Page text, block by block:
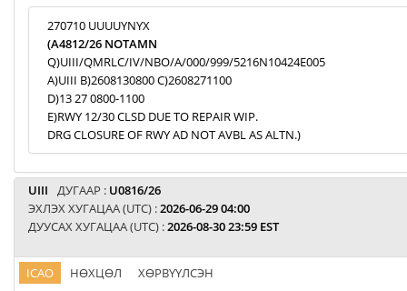
270710 UUUUYNYX
(A4812/26 NOTAMN
Q)UIII/QMRLC/IV/NBO/A/000/999/5216N10424E005
A)UIII B)2608130800 C)2608271100
D)13 27 0800-1100
E)RWY 12/30 CLSD DUE TO REPAIR WIP.
DRG CLOSURE OF RWY AD NOT AVBL AS ALTN.)
UIII ДУГААР : U0816/26
ЭХЛЭХ ХУГАЦАА (UTC) :2026-06-29 04:00
ДУУСАХ ХУГАЦАА (UTC) :2026-08-30 23:59 EST
ICAO НӨХЦӨЛ ХӨРВҮҮЛСЭН